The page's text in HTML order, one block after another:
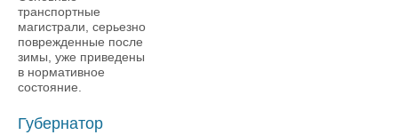
транспортные
магистрали, серьезно
поврежденные после
зимы, уже приведены
в нормативное
состояние.
Губернатор